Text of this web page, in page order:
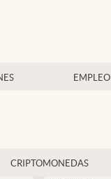
EMPLEO
CRIPTOMONEDAS